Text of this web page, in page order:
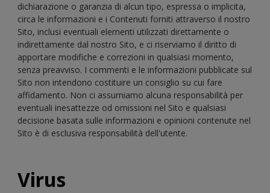
dichiarazione o garanzia di alcun tipo, espressa o implicita,
circa le informazioni e i Contenuti forniti attraverso il nostro
Sito, inclusi eventuali elementi utilizzati direttamente o
indirettamente dal nostro Sito, e ci riserviamo il diritto di
apportare modifiche e correzioni in qualsiasi momento,
senza preavviso. I commenti e le informazioni pubblicate sul
Sito non intendono costituire un consiglio su cui fare
affidamento. Non ci assumiamo alcuna responsabilità per
eventuali inesattezze od omissioni nel Sito e qualsiasi
decisione basata sulle informazioni e opinioni contenute nel
Sito è di esclusiva responsabilità dell'utente.
Virus